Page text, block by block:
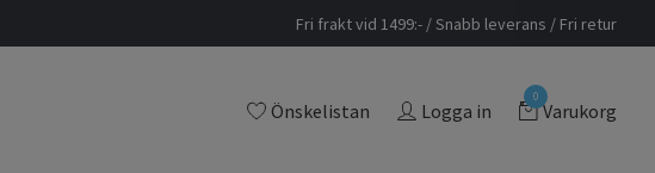
Fri frakt vid 1499:- / Snabb leverans / Fri retur
Önskelistan Logga in
0
Varukorg